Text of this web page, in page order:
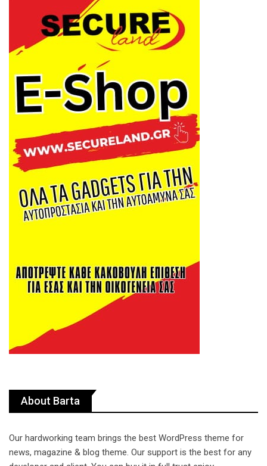
About Barta
Our hardworking team brings the best WordPress theme for
news, magazine & blog theme. Our support is the best for any